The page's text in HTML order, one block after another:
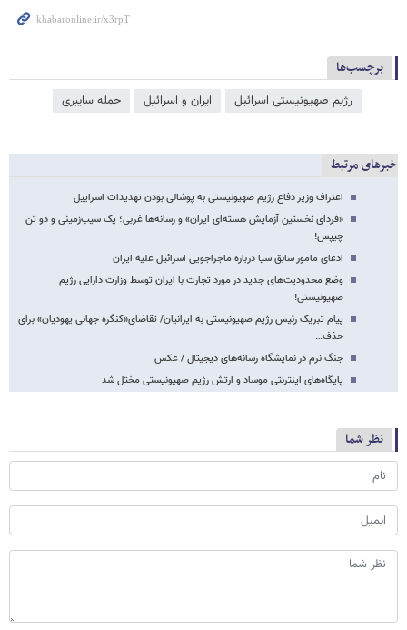
برچسب‌ها
رژیم صهیونیستی اسرائیل ایران و اسرائیل حمله سایبری
خبرهای مرتبط
اعتراف وزیر دفاع رژیم صهیونیستی به پوشالی بودن تهدیدات اسراییل
«فردای نخستین آزمایش هسته‌ای ایران» و رسانه‌ها غربی؛ یک سیب‌زمینی و دو تن
چیپس!
ادعای مامور سابق سیا درباره ماجراجویی اسرائیل علیه ایران
وضع محدودیت‌های جدید در مورد تجارت با ایران توسط وزارت دارایی رژیم
صهیونیستی!
پیام تبریک رئیس رژیم صهیونیستی به ایرانیان/ تقاضای«کنگره جهانی یهودیان» برای
حذف…
جنگ نرم در نمایشگاه رسانه‌های دیجیتال / عکس
پایگاه‌های اینترنتی موساد و ارتش رژیم صهیونیستی مختل شد
نظر شما